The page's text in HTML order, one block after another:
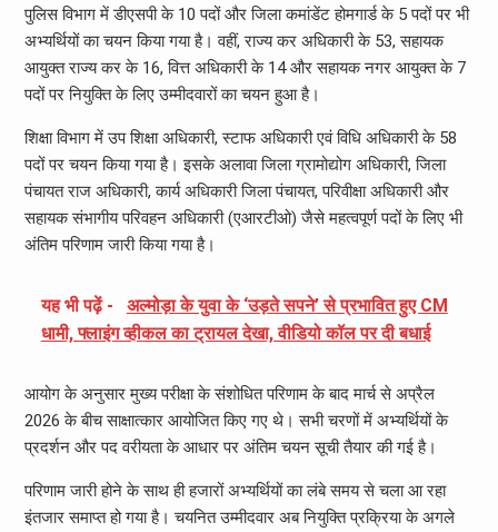
पुलिस विभाग में डीएसपी के 10 पदों और जिला कमांडेंट होमगार्ड के 5 पदों पर भी
अभ्यर्थियों का चयन किया गया है। वहीं, राज्य कर अधिकारी के 53, सहायक
आयुक्त राज्य कर के 16, वित्त अधिकारी के 14 और सहायक नगर आयुक्त के 7
पदों पर नियुक्ति के लिए उम्मीदवारों का चयन हुआ है।
शिक्षा विभाग में उप शिक्षा अधिकारी, स्टाफ अधिकारी एवं विधि अधिकारी के 58
पदों पर चयन किया गया है। इसके अलावा जिला ग्रामोद्योग अधिकारी, जिला
पंचायत राज अधिकारी, कार्य अधिकारी जिला पंचायत, परिवीक्षा अधिकारी और
सहायक संभागीय परिवहन अधिकारी (एआरटीओ) जैसे महत्वपूर्ण पदों के लिए भी
अंतिम परिणाम जारी किया गया है।
यह भी पढ़ें -
अल्मोड़ा के युवा के ‘उड़ते सपने’ से प्रभावित हुए CM
धामी, फ्लाइंग व्हीकल का ट्रायल देखा, वीडियो कॉल पर दी बधाई
आयोग के अनुसार मुख्य परीक्षा के संशोधित परिणाम के बाद मार्च से अप्रैल
2026 के बीच साक्षात्कार आयोजित किए गए थे। सभी चरणों में अभ्यर्थियों के
प्रदर्शन और पद वरीयता के आधार पर अंतिम चयन सूची तैयार की गई है।
परिणाम जारी होने के साथ ही हजारों अभ्यर्थियों का लंबे समय से चला आ रहा
इंतजार समाप्त हो गया है। चयनित उम्मीदवार अब नियुक्ति प्रक्रिया के अगले